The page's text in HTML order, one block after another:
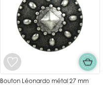
Bouton Léonardo métal 27 mm